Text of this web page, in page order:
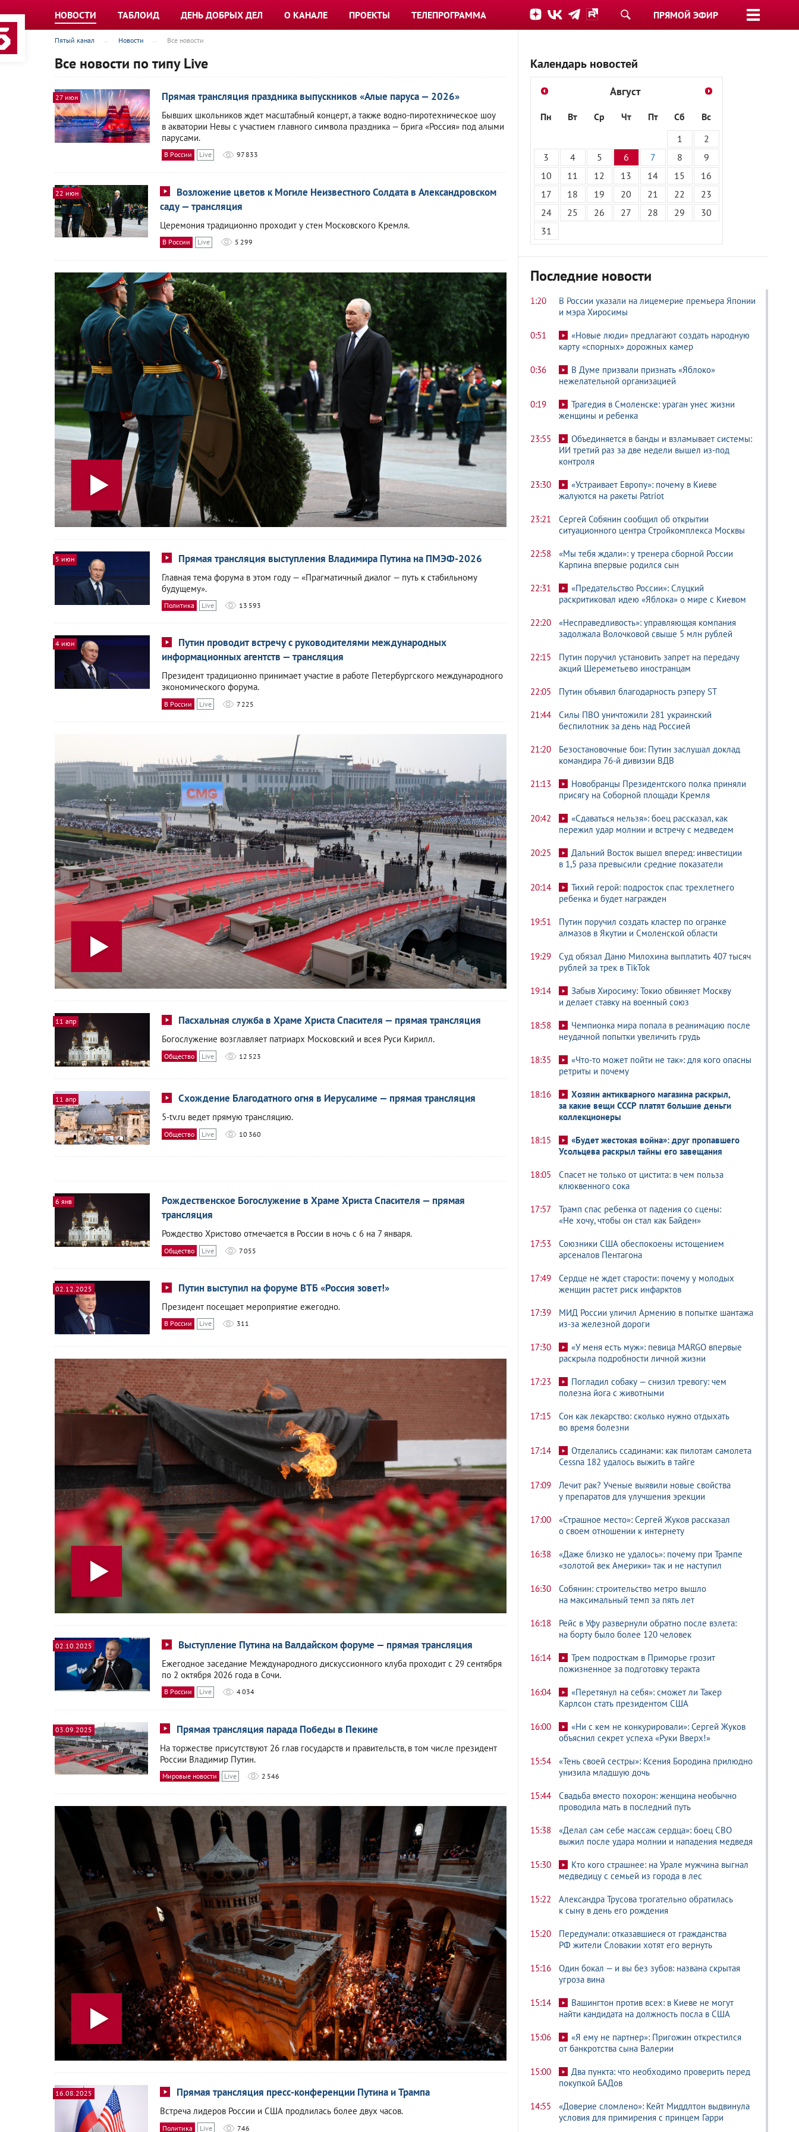
ПРЯМОЙ ЭФИР
НОВОСТИ ТАБЛОИД ДЕНЬ ДОБРЫХ ДЕЛ О КАНАЛЕ ПРОЕКТЫ ТЕЛЕПРОГРАММА
Пятый канал Новости Все новости
Все новости по типу Live
27 июн Прямая трансляция праздника выпускников «Алые паруса — 2026»
Бывших школьников ждет масштабный концерт, а также водно-пиротехническое шоу
в акватории Невы с участием главного символа праздника — брига «Россия» под алыми
парусами.
В России Live 97 833
22 июн
Возложение цветов к Могиле Неизвестного Солдата в Александровском
саду — трансляция
Церемония традиционно проходит у стен Московского Кремля.
В России Live 5 299
5 июн Прямая трансляция выступления Владимира Путина на ПМЭФ-2026
Главная тема форума в этом году — «Прагматичный диалог — путь к стабильному
будущему».
Политика Live 13 593
4 июн
Путин проводит встречу с руководителями международных
информационных агентств — трансляция
Президент традиционно принимает участие в работе Петербургского международного
экономического форума.
В России Live 7 225
11 апр Пасхальная служба в Храме Христа Спасителя — прямая трансляция
Богослужение возглавляет патриарх Московский и всея Руси Кирилл.
Общество Live 12 523
11 апр Схождение Благодатного огня в Иерусалиме — прямая трансляция
5-tv.ru ведет прямую трансляцию.
Общество Live 10 360
6 янв
Рождественское Богослужение в Храме Христа Спасителя — прямая
трансляция
Рождество Христово отмечается в России в ночь с 6 на 7 января.
Общество Live 7 055
02.12.2025 Путин выступил на форуме ВТБ «Россия зовет!»
Президент посещает мероприятие ежегодно.
В России Live 311
02.10.2025 Выступление Путина на Валдайском форуме — прямая трансляция
Ежегодное заседание Международного дискуссионного клуба проходит с 29 сентября
по 2 октября 2026 года в Сочи.
В России Live 4 034
03.09.2025 Прямая трансляция парада Победы в Пекине
На торжестве присутствуют 26 глав государств и правительств, в том числе президент
России Владимир Путин.
Мировые новости Live 2 546
16.08.2025 Прямая трансляция пресс-конференции Путина и Трампа
Встреча лидеров России и США продлилась более двух часов.
Политика Live 746
Календарь новостей
Август
Пн Вт Ср Чт Пт Сб
Вс
1
2
3
4 5 6 7 8
9
10
11 12 13 14 15
16
17
18 19 20 21 22
23
24
25 26 27 28 29
30
31
Последние новости
1:20
В России указали на лицемерие премьера Японии
и мэра Хиросимы
0:51
«Новые люди» предлагают создать народную
карту «спорных» дорожных камер
0:36
В Думе призвали признать «Яблоко»
нежелательной организацией
0:19
Трагедия в Смоленске: ураган унес жизни
женщины и ребенка
23:55
Объединяется в банды и взламывает системы:
ИИ третий раз за две недели вышел из-под
контроля
23:30
«Устраивает Европу»: почему в Киеве
жалуются на ракеты Patriot
23:21
Сергей Собянин сообщил об открытии
ситуационного центра Стройкомплекса Москвы
22:58
«Мы тебя ждали»: у тренера сборной России
Карпина впервые родился сын
22:31
«Предательство России»: Слуцкий
раскритиковал идею «Яблока» о мире с Киевом
22:20
«Несправедливость»: управляющая компания
задолжала Волочковой свыше 5 млн рублей
22:15
Путин поручил установить запрет на передачу
акций Шереметьево иностранцам
22:05 Путин объявил благодарность рэперу ST
21:44
Силы ПВО уничтожили 281 украинский
беспилотник за день над Россией
21:20
Безостановочные бои: Путин заслушал доклад
командира 76-й дивизии ВДВ
21:13
Новобранцы Президентского полка приняли
присягу на Соборной площади Кремля
20:42
«Сдаваться нельзя»: боец рассказал, как
пережил удар молнии и встречу с медведем
20:25
Дальний Восток вышел вперед: инвестиции
в 1,5 раза превысили средние показатели
20:14
Тихий герой: подросток спас трехлетнего
ребенка и будет награжден
19:51
Путин поручил создать кластер по огранке
алмазов в Якутии и Смоленской области
19:29
Суд обязал Даню Милохина выплатить 407 тысяч
рублей за трек в TikTok
19:14
Забыв Хиросиму: Токио обвиняет Москву
и делает ставку на военный союз
18:58
Чемпионка мира попала в реанимацию после
неудачной попытки увеличить грудь
18:35
«Что-то может пойти не так»: для кого опасны
ретриты и почему
18:16
Хозяин антикварного магазина раскрыл,
за какие вещи СССР платят большие деньги
коллекционеры
18:15
«Будет жестокая война»: друг пропавшего
Усольцева раскрыл тайны его завещания
18:05
Спасет не только от цистита: в чем польза
клюквенного сока
17:57
Трамп спас ребенка от падения со сцены:
«Не хочу, чтобы он стал как Байден»
17:53
Союзники США обеспокоены истощением
арсеналов Пентагона
17:49
Сердце не ждет старости: почему у молодых
женщин растет риск инфарктов
17:39
МИД России уличил Армению в попытке шантажа
из-за железной дороги
17:30
«У меня есть муж»: певица MARGO впервые
раскрыла подробности личной жизни
17:23
Погладил собаку — снизил тревогу: чем
полезна йога с животными
17:15
Сон как лекарство: сколько нужно отдыхать
во время болезни
17:14
Отделались ссадинами: как пилотам самолета
Cessna 182 удалось выжить в тайге
17:09
Лечит рак? Ученые выявили новые свойства
у препаратов для улучшения эрекции
17:00
«Страшное место»: Сергей Жуков рассказал
о своем отношении к интернету
16:38
«Даже близко не удалось»: почему при Трампе
«золотой век Америки» так и не наступил
16:30
Собянин: строительство метро вышло
на максимальный темп за пять лет
16:18
Рейс в Уфу развернули обратно после взлета:
на борту было более 120 человек
16:14
Трем подросткам в Приморье грозит
пожизненное за подготовку теракта
16:04
«Перетянул на себя»: сможет ли Такер
Карлсон стать президентом США
16:00
«Ни с кем не конкурировали»: Сергей Жуков
объяснил секрет успеха «Руки Вверх!»
15:54
«Тень своей сестры»: Ксения Бородина прилюдно
унизила младшую дочь
15:44
Свадьба вместо похорон: женщина необычно
проводила мать в последний путь
15:38
«Делал сам себе массаж сердца»: боец СВО
выжил после удара молнии и нападения медведя
15:30
Кто кого страшнее: на Урале мужчина выгнал
медведицу с семьей из города в лес
15:22
Александра Трусова трогательно обратилась
к сыну в день его рождения
15:20
Передумали: отказавшиеся от гражданства
РФ жители Словакии хотят его вернуть
15:16
Один бокал — и вы без зубов: названа скрытая
угроза вина
15:14
Вашингтон против всех: в Киеве не могут
найти кандидата на должность посла в США
15:06
«Я ему не партнер»: Пригожин открестился
от банкротства сына Валерии
15:00
Два пункта: что необходимо проверить перед
покупкой БАДов
14:55
«Доверие сломлено»: Кейт Миддлтон выдвинула
условия для примирения с принцем Гарри